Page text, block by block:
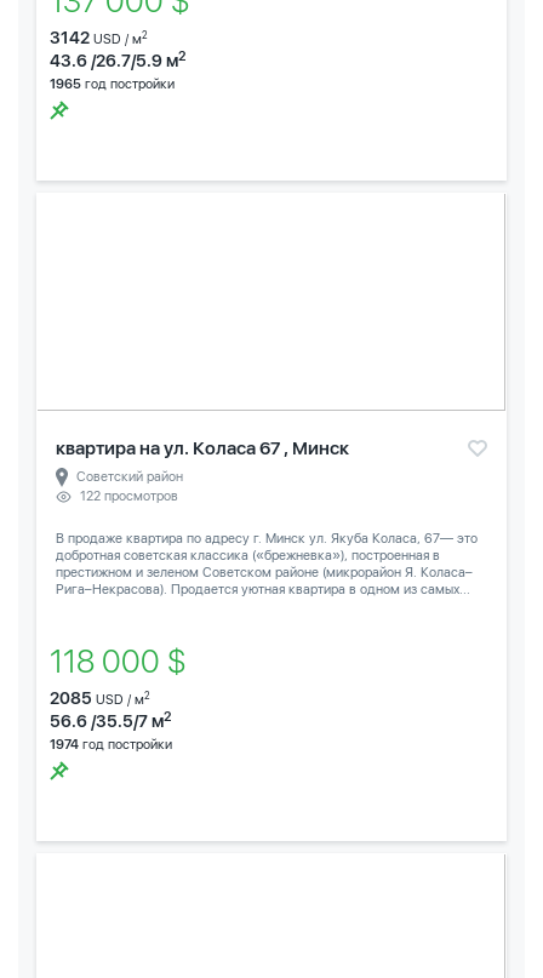
3142 USD / м2
43.6 /26.7/5.9 м2
1965 год постройки
квартира на ул. Коласа 67 , Минск
Советский район
122 просмотров
В продаже квартира по адресу г. Минск ул. Якуба Коласа, 67— это
добротная советская классика («брежневка»), построенная в
престижном и зеленом Советском районе (микрорайон Я. Коласа–
Рига–Некрасова). Продается уютная квартира в одном из самых...
118 000 $
2085 USD / м2
56.6 /35.5/7 м2
1974 год постройки